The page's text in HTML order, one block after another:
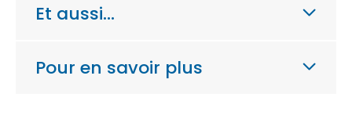
Et aussi…
Pour en savoir plus